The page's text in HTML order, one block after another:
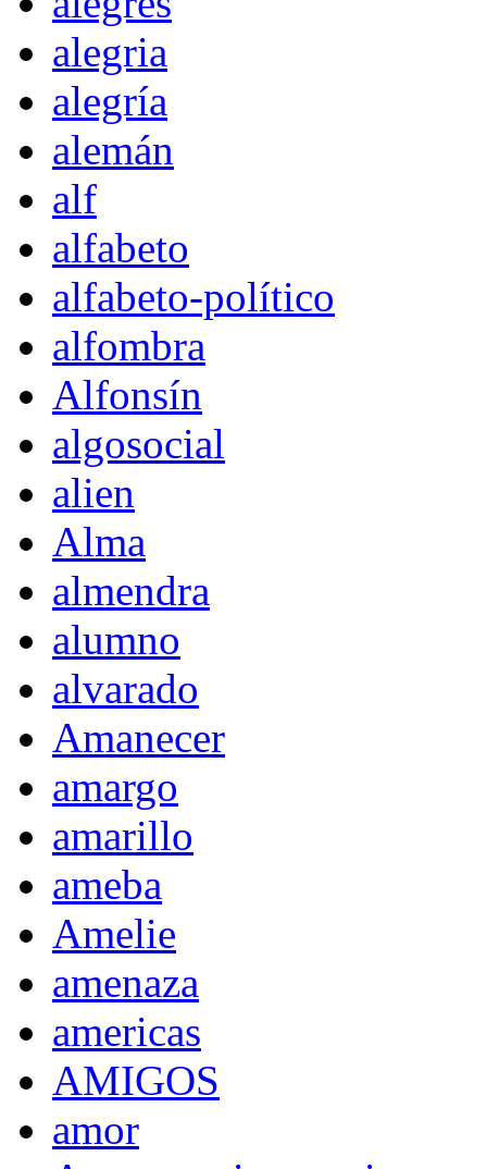
alegria
alegría
alemán
alf
alfabeto
alfabeto-político
alfombra
Alfonsín
algosocial
alien
Alma
almendra
alumno
alvarado
Amanecer
amargo
amarillo
ameba
Amelie
amenaza
americas
AMIGOS
amor